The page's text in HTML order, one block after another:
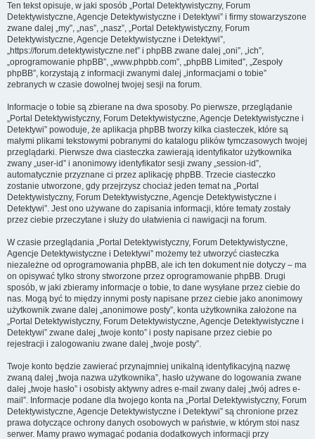
Ten tekst opisuje, w jaki sposób „Portal Detektywistyczny, Forum
Detektywistyczne, Agencje Detektywistyczne i Detektywi” i firmy stowarzyszone
zwane dalej „my”, „nas”, „nasz”, „Portal Detektywistyczny, Forum
Detektywistyczne, Agencje Detektywistyczne i Detektywi”,
„https://forum.detektywistyczne.net” i phpBB zwane dalej „oni”, „ich”,
„oprogramowanie phpBB”, „www.phpbb.com”, „phpBB Limited”, „Zespoły
phpBB”, korzystają z informacji zwanymi dalej „informacjami o tobie”
zebranych w czasie dowolnej twojej sesji na forum.
Informacje o tobie są zbierane na dwa sposoby. Po pierwsze, przeglądanie
„Portal Detektywistyczny, Forum Detektywistyczne, Agencje Detektywistyczne i
Detektywi” powoduje, że aplikacja phpBB tworzy kilka ciasteczek, które są
małymi plikami tekstowymi pobranymi do katalogu plików tymczasowych twojej
przeglądarki. Pierwsze dwa ciasteczka zawierają identyfikator użytkownika
zwany „user-id” i anonimowy identyfikator sesji zwany „session-id”,
automatycznie przyznane ci przez aplikację phpBB. Trzecie ciasteczko
zostanie utworzone, gdy przejrzysz chociaż jeden temat na „Portal
Detektywistyczny, Forum Detektywistyczne, Agencje Detektywistyczne i
Detektywi”. Jest ono używane do zapisania informacji, które tematy zostały
przez ciebie przeczytane i służy do ułatwienia ci nawigacji na forum.
W czasie przeglądania „Portal Detektywistyczny, Forum Detektywistyczne,
Agencje Detektywistyczne i Detektywi” możemy też utworzyć ciasteczka
niezależne od oprogramowania phpBB, ale ich ten dokument nie dotyczy – ma
on opisywać tylko strony stworzone przez oprogramowanie phpBB. Drugi
sposób, w jaki zbieramy informacje o tobie, to dane wysyłane przez ciebie do
nas. Mogą być to między innymi posty napisane przez ciebie jako anonimowy
użytkownik zwane dalej „anonimowe posty”, konta użytkownika założone na
„Portal Detektywistyczny, Forum Detektywistyczne, Agencje Detektywistyczne i
Detektywi” zwane dalej „twoje konto” i posty napisane przez ciebie po
rejestracji i zalogowaniu zwane dalej „twoje posty”.
Twoje konto będzie zawierać przynajmniej unikalną identyfikacyjną nazwę
zwaną dalej „twoja nazwa użytkownika”, hasło używane do logowania zwane
dalej „twoje hasło” i osobisty aktywny adres e-mail zwany dalej „twój adres e-
mail”. Informacje podane dla twojego konta na „Portal Detektywistyczny, Forum
Detektywistyczne, Agencje Detektywistyczne i Detektywi” są chronione przez
prawa dotyczące ochrony danych osobowych w państwie, w którym stoi nasz
serwer. Mamy prawo wymagać podania dodatkowych informacji przy